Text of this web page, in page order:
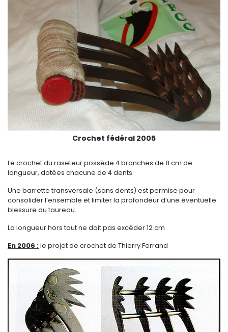
Crochet fédéral 2005
Le crochet du raseteur possède 4 branches de 8 cm de
longueur, dotées chacune de 4 dents.
Une barrette transversale (sans dents) est permise pour
consolider l’ensemble et limiter la profondeur d’une éventuelle
blessure du taureau.
La longueur hors tout ne doit pas excéder 12 cm
En 2006 : le projet de crochet de Thierry Ferrand